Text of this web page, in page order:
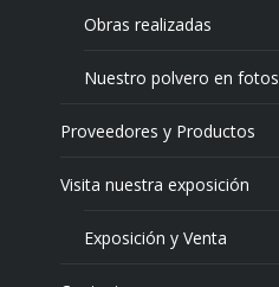
Obras realizadas
Nuestro polvero en fotos
Proveedores y Productos
Visita nuestra exposición
Exposición y Venta